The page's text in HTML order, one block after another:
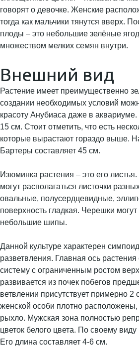
говорят о девочке. Женские
тогда как мальчики тянутся вверх.
плоды – это небольшие зелёные
множеством мелких семян внутри.
Внешний вид
Растение имеет преимущественно
создании необходимых условий
красоту Анубиаса даже в аквариуме.
15 см. Стоит отметить, что есть
которые вырастают гораздо выше.
Бартеры составляет 45 см.
Изюминка растения – это его
могут располагаться листочки
овальные, полусердцевидные,
поверхность гладкая. Черешки
небольшие шипы.
Данной культуре характерен
разветвления. Главная ось
систему с ограниченным ростом
развивается из почек побегов
ветвлении присутствует примерно 2
женской особи плотно расположены,
рыхло. Мужская зона полностью
цветок белого цвета. По своему
Его длина составляет 4-6 см.